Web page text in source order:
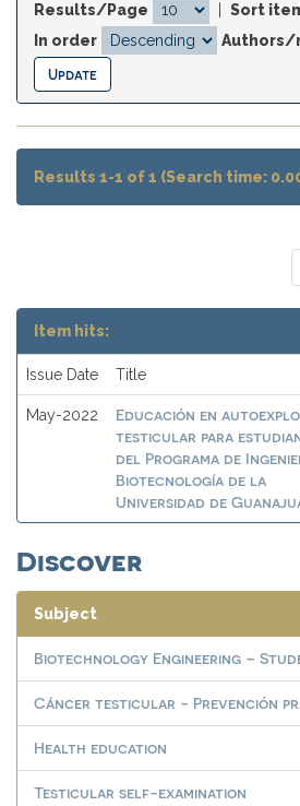
Results/Page
Sort
In order
Authors/
Results 1-1 of 1 (Search time:
Item hits:
Issue Date Title
May-2022
Educación en
testicular para
del Programa de
Biotecnología de la
Universidad de
Discover
Subject
Biotechnology Engineering –
Cáncer testicular - Prevención
Health education
Testicular self-examination